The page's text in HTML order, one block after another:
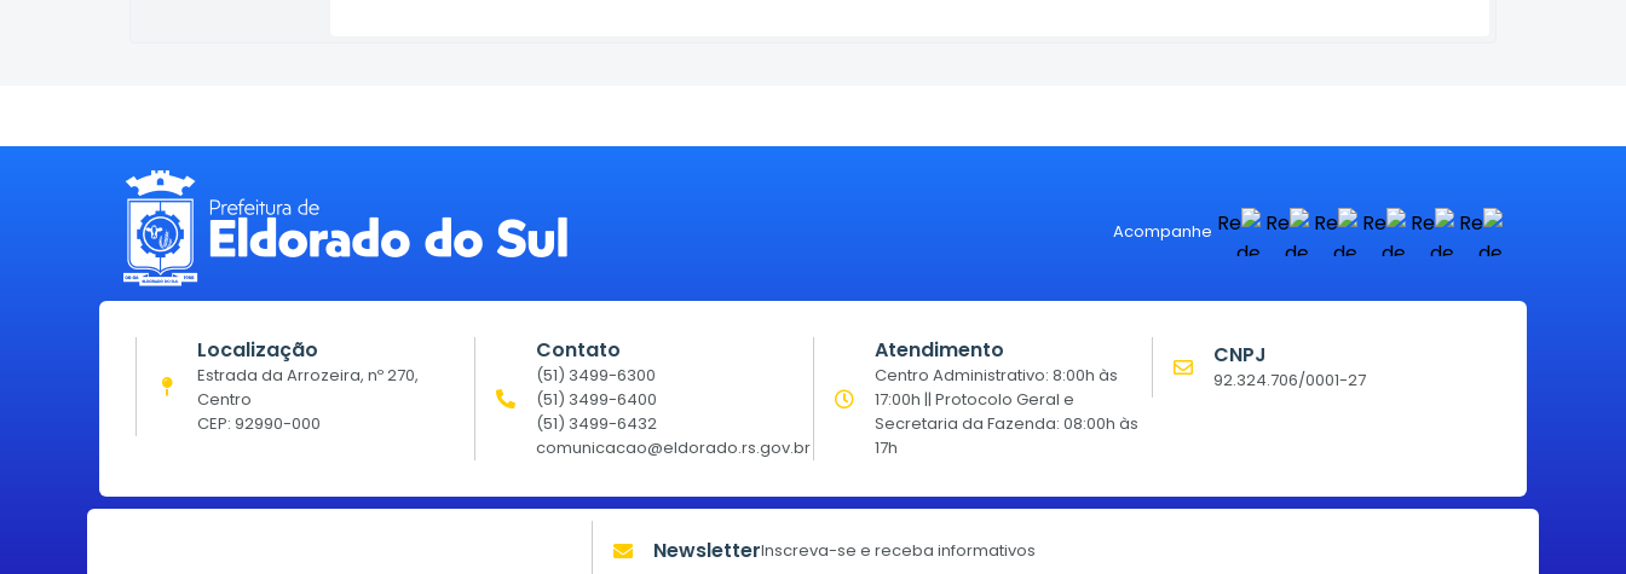
NewsletterInscreva-se e receba informativos
Acompanhe
Localização
Estrada da Arrozeira, nº 270,
Centro
CEP: 92990-000
Contato
(51) 3499-6300
(51) 3499-6400
(51) 3499-6432
comunicacao@eldorado.rs.gov.br
Atendimento
Centro Administrativo: 8:00h às
17:00h || Protocolo Geral e
Secretaria da Fazenda: 08:00h às
17h
CNPJ
92.324.706/0001-27